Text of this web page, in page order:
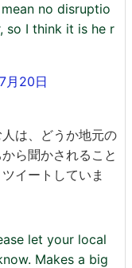
no disruptio
so I think it is he r
月20日
は、どうか地元の
ら聞かされること
イートしていま
let your local
Makes a big